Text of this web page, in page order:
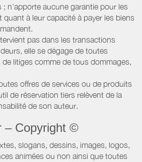
n’apporte aucune garantie pour les
à leur capacité à payer les biens
pas dans les transactions
elle se dégage de toutes
litiges comme de tous dommages,
offres de services ou de produits
de réservation tiers relèvent de la
de son auteur.
– Copyright ©
slogans, dessins, images, logos,
animées ou non ainsi que toutes